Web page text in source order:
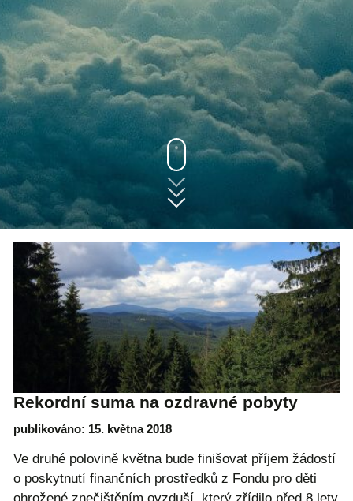
Rekordní suma na ozdravné pobyty
publikováno: 15. května 2018
Ve druhé polovině května bude finišovat příjem žádostí
o poskytnutí finančních prostředků z Fondu pro děti